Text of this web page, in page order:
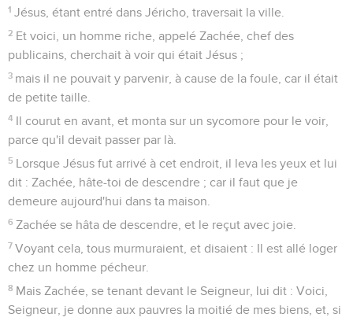
1 Jésus, étant entré dans Jéricho, traversait la ville.
2 Et voici, un homme riche, appelé Zachée, chef des
publicains, cherchait à voir qui était Jésus ;
3 mais il ne pouvait y parvenir, à cause de la foule, car il était
de petite taille.
4 Il courut en avant, et monta sur un sycomore pour le voir,
parce qu'il devait passer par là.
5 Lorsque Jésus fut arrivé à cet endroit, il leva les yeux et lui
dit : Zachée, hâte-toi de descendre ; car il faut que je
demeure aujourd'hui dans ta maison.
6 Zachée se hâta de descendre, et le reçut avec joie.
7 Voyant cela, tous murmuraient, et disaient : Il est allé loger
chez un homme pécheur.
8 Mais Zachée, se tenant devant le Seigneur, lui dit : Voici,
Seigneur, je donne aux pauvres la moitié de mes biens, et, si